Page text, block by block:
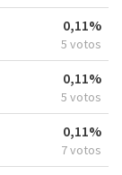
0,11%
5 votos
0,11%
5 votos
0,11%
7 votos